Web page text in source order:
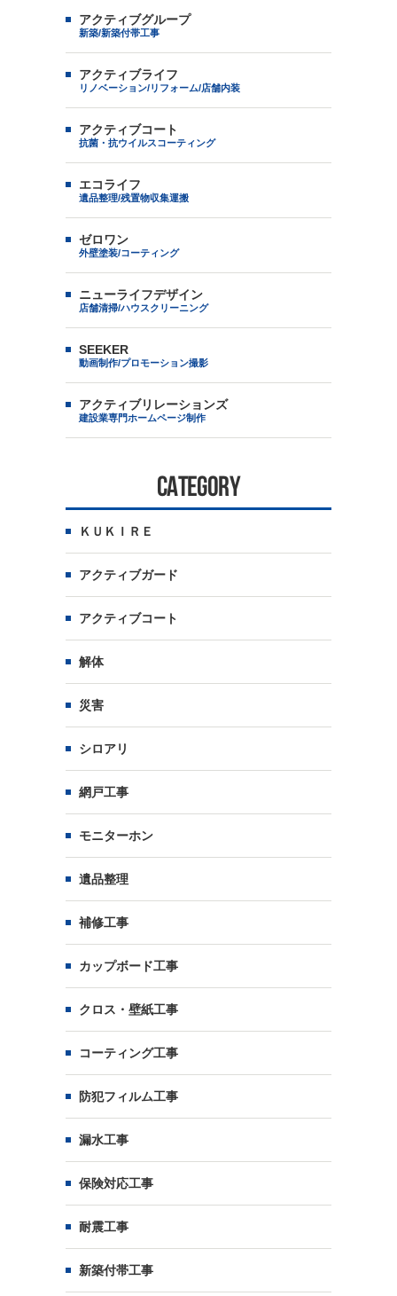
アクティブグループ
新築/新築付帯工事
アクティブライフ
リノベーション/リフォーム/店舗内装
アクティブコート
抗菌・抗ウイルスコーティング
エコライフ
遺品整理/残置物収集運搬
ゼロワン
外壁塗装/コーティング
ニューライフデザイン
店舗清掃/ハウスクリーニング
SEEKER
動画制作/プロモーション撮影
アクティブリレーションズ
建設業専門ホームページ制作
CATEGORY
ＫＵＫＩＲＥ
アクティブガード
アクティブコート
解体
災害
シロアリ
網戸工事
モニターホン
遺品整理
補修工事
カップボード工事
クロス・壁紙工事
コーティング工事
防犯フィルム工事
漏水工事
保険対応工事
耐震工事
新築付帯工事